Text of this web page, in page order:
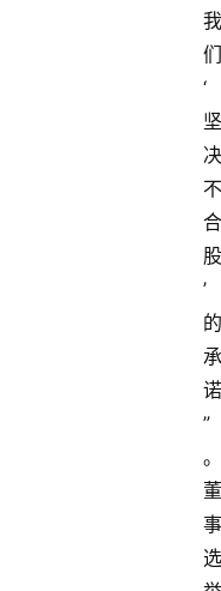
我
们
‘
坚
决
不
合
股
’
的
承
诺
”
。
董
事
选